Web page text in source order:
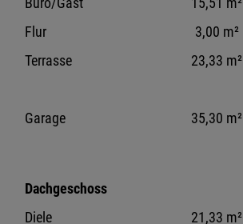
Büro/Gast
15,51 m²
Flur
3,00 m²
Terrasse
23,33 m²
Garage 35,30 m²
Dachgeschoss
Diele
21,33 m²